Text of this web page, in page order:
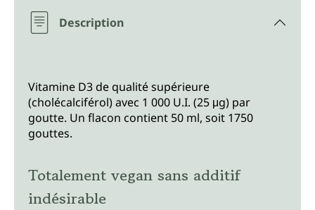
Description
Vitamine D3 de qualité supérieure
(cholécalciférol) avec 1 000 U.I. (25 μg) par
goutte. Un flacon contient 50 ml, soit 1750
gouttes.
Totalement vegan sans additif
indésirable